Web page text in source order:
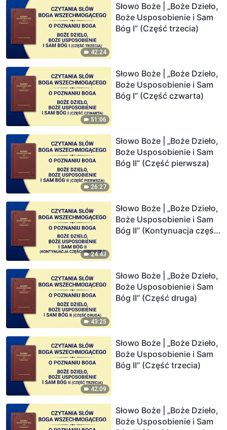
42:24
Słowo Boże | „Boże Dzieło,
Boże Usposobienie i Sam
Bóg I” (Część trzecia)
51:06
Słowo Boże | „Boże Dzieło,
Boże Usposobienie i Sam
Bóg I” (Część czwarta)
26:27
Słowo Boże | „Boże Dzieło,
Boże Usposobienie i Sam
Bóg II” (Część pierwsza)
24:43
Słowo Boże | „Boże Dzieło,
Boże Usposobienie i Sam
Bóg II” (Kontynuacja części
43:25
Słowo Boże | „Boże Dzieło,
Boże Usposobienie i Sam
Bóg II” (Część druga)
42:09
Słowo Boże | „Boże Dzieło,
Boże Usposobienie i Sam
Bóg II” (Część trzecia)
Słowo Boże | „Boże Dzieło,
Boże Usposobienie i Sam